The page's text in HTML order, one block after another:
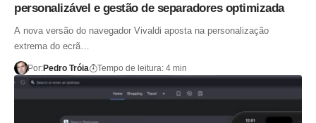
personalizável e gestão de separadores optimizada
A nova versão do navegador Vivaldi aposta na personalização
extrema do ecrã…
Por:Pedro Tróia Tempo de leitura: 4 min